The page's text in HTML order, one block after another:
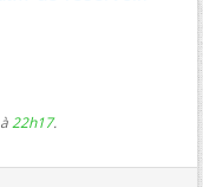
22h17.